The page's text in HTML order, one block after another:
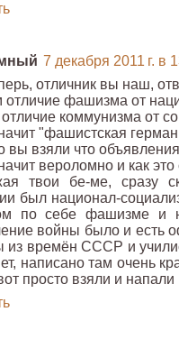
7 декабря 2011 г. в
отличник вы наш,
отличие фашизма от
коммунизма от
"фашистская
вы взяли что
вероломно и как
твои бе-ме, сразу
был национал-
по себе фашизме и
войны было и есть
из времён СССР и
написано там очень
просто взяли и